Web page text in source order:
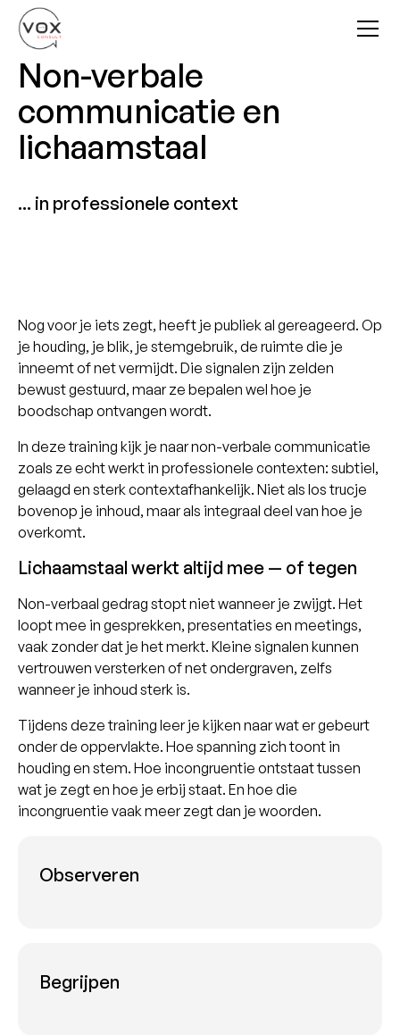
Non-verbale
communicatie en
lichaamstaal
... in professionele context
Nog voor je iets zegt, heeft je publiek al gereageerd. Op
je houding, je blik, je stemgebruik, de ruimte die je
inneemt of net vermijdt. Die signalen zijn zelden
bewust gestuurd, maar ze bepalen wel hoe je
boodschap ontvangen wordt.
In deze training kijk je naar non-verbale communicatie
zoals ze echt werkt in professionele contexten: subtiel,
gelaagd en sterk contextafhankelijk. Niet als los trucje
bovenop je inhoud, maar als integraal deel van hoe je
overkomt.
Lichaamstaal werkt altijd mee — of tegen
Non-verbaal gedrag stopt niet wanneer je zwijgt. Het
loopt mee in gesprekken, presentaties en meetings,
vaak zonder dat je het merkt. Kleine signalen kunnen
vertrouwen versterken of net ondergraven, zelfs
wanneer je inhoud sterk is.
Tijdens deze training leer je kijken naar wat er gebeurt
onder de oppervlakte. Hoe spanning zich toont in
houding en stem. Hoe incongruentie ontstaat tussen
wat je zegt en hoe je erbij staat. En hoe die
incongruentie vaak meer zegt dan je woorden.
Observeren
Begrijpen